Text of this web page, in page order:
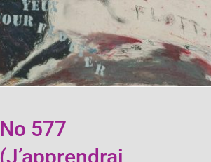
No 577
(J’apprendrai